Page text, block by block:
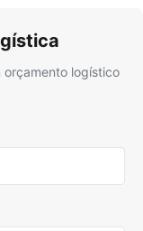
orçamento logístico